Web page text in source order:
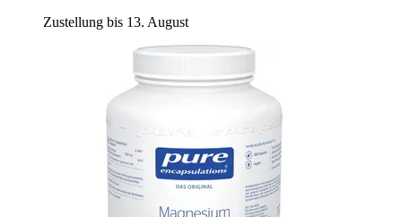
Zustellung bis 13. August